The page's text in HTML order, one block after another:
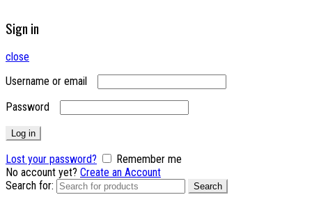
Sign in
close
Username or email
Password
Log in
Lost your password?
Remember me
No account yet? Create an Account
Search for:
Search